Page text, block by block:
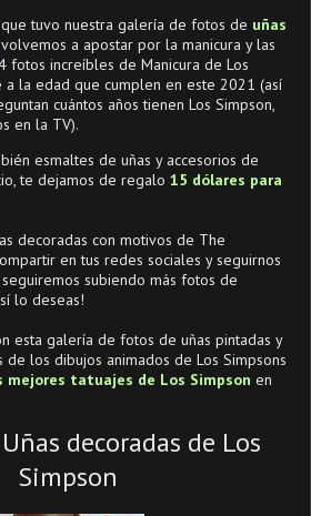
tuvo nuestra galería de fotos de uñas
volvemos a apostar por la manicura y las
fotos increíbles de Manicura de Los
a la edad que cumplen en este 2021 (así
cuántos años tienen Los Simpson,
en la TV).
esmaltes de uñas y accesorios de
te dejamos de regalo 15 dólares para
decoradas con motivos de The
en tus redes sociales y seguirnos
subiendo más fotos de
lo deseas!
esta galería de fotos de uñas pintadas y
de los dibujos animados de Los Simpsons
mejores tatuajes de Los Simpson en
decoradas de Los
Simpson